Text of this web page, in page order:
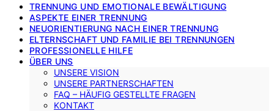
TRENNUNG UND EMOTIONALE BEWÄLTIGUNG
ASPEKTE EINER TRENNUNG
NEUORIENTIERUNG NACH EINER TRENNUNG
ELTERNSCHAFT UND FAMILIE BEI TRENNUNGEN
PROFESSIONELLE HILFE
ÜBER UNS
UNSERE VISION
UNSERE PARTNERSCHAFTEN
FAQ – HÄUFIG GESTELLTE FRAGEN
KONTAKT